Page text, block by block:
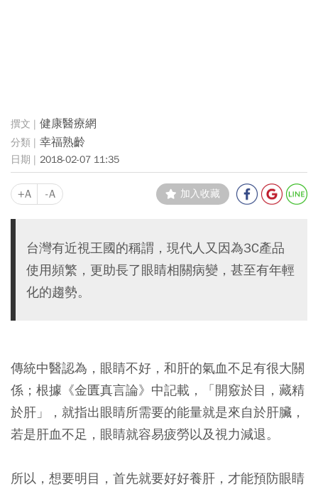
健康醫療網
幸福熟齡
2018-02-07 11:35
+A -A 加入收藏
台灣有近視王國的稱謂，現代人又因為3C產品
使用頻繁，更助長了眼睛相關病變，甚至有年輕
化的趨勢。
傳統中醫認為，眼睛不好，和肝的氣血不足有很大關
係；根據《金匱真言論》中記載，「開竅於目，藏精
於肝」，就指出眼睛所需要的能量就是來自於肝臟，
若是肝血不足，眼睛就容易疲勞以及視力減退。
所以，想要明目，首先就要好好養肝，才能預防眼睛